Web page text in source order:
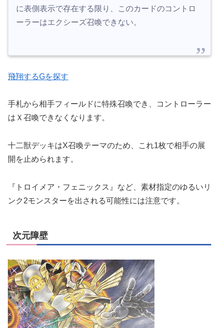
に表側表示で存在する限り、このカードのコントロ
ーラーはエクシーズ召喚できない。
飛翔するGを探す
手札から相手フィールドに特殊召喚でき、コントローラー
はＸ召喚できなくなります。
十二獣デッキはX召喚テーマのため、これ1枚で相手の展
開を止められます。
『トロイメア・フェニックス』など、素材指定のゆるいリ
ンク2モンスターを出される可能性には注意です。
次元障壁